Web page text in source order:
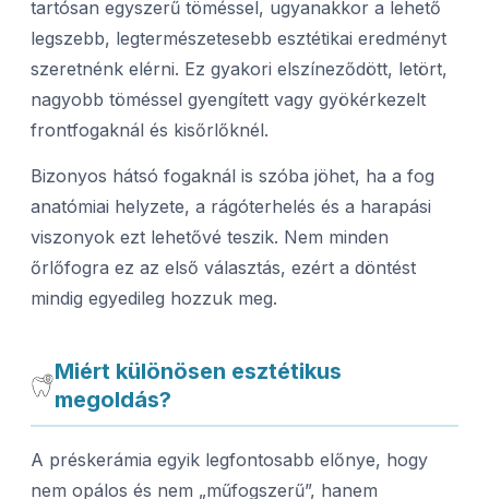
tartósan egyszerű töméssel, ugyanakkor a lehető
legszebb, legtermészetesebb esztétikai eredményt
szeretnénk elérni. Ez gyakori elszíneződött, letört,
nagyobb töméssel gyengített vagy gyökérkezelt
frontfogaknál és kisőrlőknél.
Bizonyos hátsó fogaknál is szóba jöhet, ha a fog
anatómiai helyzete, a rágóterhelés és a harapási
viszonyok ezt lehetővé teszik. Nem minden
őrlőfogra ez az első választás, ezért a döntést
mindig egyedileg hozzuk meg.
Miért különösen esztétikus
megoldás?
A préskerámia egyik legfontosabb előnye, hogy
nem opálos és nem „műfogszerű”, hanem